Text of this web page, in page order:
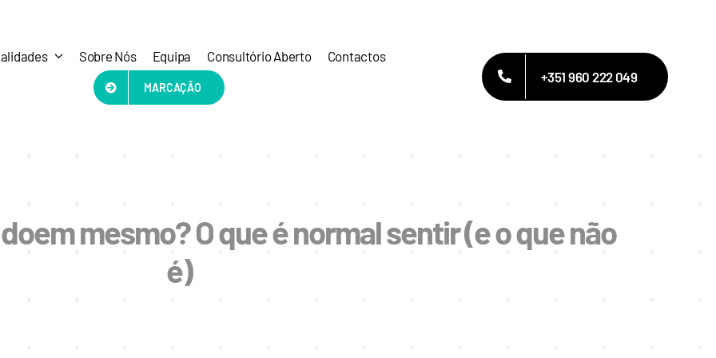
Sobre Nós Equipa Consultório Aberto Contactos
MARCAÇÃO
+351 960 222 049
mesmo? O que é normal sentir (e o que não
é)